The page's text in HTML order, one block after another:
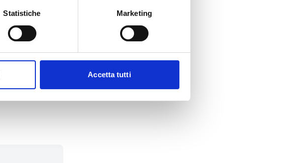
Statistiche Marketing
Accetta tutti